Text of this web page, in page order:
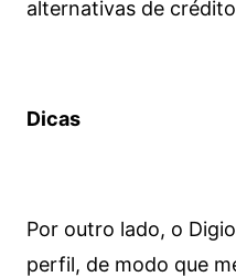
alternativas de
Dicas
Por outro lado, o
perfil, de modo que